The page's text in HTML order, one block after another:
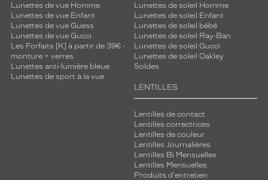
Lunettes de vue Homme
Lunettes de vue Enfant
Lunettes de vue Guess
Lunettes de vue Gucci
Les Forfaits [K] à partir de 39€ -
monture + verres
Lunettes anti-lumière bleue
Lunettes de sport à la vue
Lunettes de soleil Homme
Lunettes de soleil Enfant
Lunettes de soleil bébé
Lunettes de soleil Ray-Ban
Lunettes de soleil Gucci
Lunettes de soleil Oakley
Soldes
LENTILLES
Lentilles de contact
Lentilles correctrices
Lentilles de couleur
Lentilles Journalières
Lentilles Bi Mensuelles
Lentilles Mensuelles
Produits d'entretien